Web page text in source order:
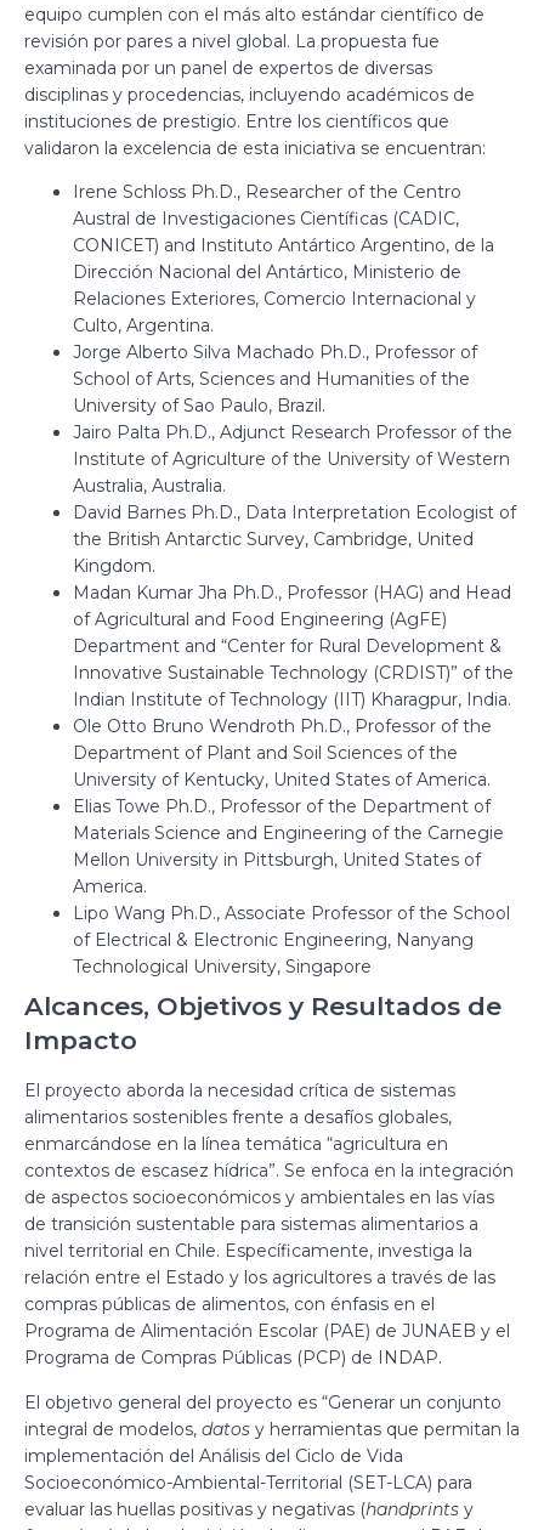
equipo cumplen con el más alto estándar científico de
revisión por pares a nivel global. La propuesta fue
examinada por un panel de expertos de diversas
disciplinas y procedencias, incluyendo académicos de
instituciones de prestigio. Entre los científicos que
validaron la excelencia de esta iniciativa se encuentran:
Irene Schloss Ph.D., Researcher of the Centro
Austral de Investigaciones Científicas (CADIC,
CONICET) and Instituto Antártico Argentino, de la
Dirección Nacional del Antártico, Ministerio de
Relaciones Exteriores, Comercio Internacional y
Culto, Argentina.
Jorge Alberto Silva Machado Ph.D., Professor of
School of Arts, Sciences and Humanities of the
University of Sao Paulo, Brazil.
Jairo Palta Ph.D., Adjunct Research Professor of the
Institute of Agriculture of the University of Western
Australia, Australia.
David Barnes Ph.D., Data Interpretation Ecologist of
the British Antarctic Survey, Cambridge, United
Kingdom.
Madan Kumar Jha Ph.D., Professor (HAG) and Head
of Agricultural and Food Engineering (AgFE)
Department and “Center for Rural Development &
Innovative Sustainable Technology (CRDIST)” of the
Indian Institute of Technology (IIT) Kharagpur, India.
Ole Otto Bruno Wendroth Ph.D., Professor of the
Department of Plant and Soil Sciences of the
University of Kentucky, United States of America.
Elias Towe Ph.D., Professor of the Department of
Materials Science and Engineering of the Carnegie
Mellon University in Pittsburgh, United States of
America.
Lipo Wang Ph.D., Associate Professor of the School
of Electrical & Electronic Engineering, Nanyang
Technological University, Singapore
Alcances, Objetivos y Resultados de
Impacto
El proyecto aborda la necesidad crítica de sistemas
alimentarios sostenibles frente a desafíos globales,
enmarcándose en la línea temática “agricultura en
contextos de escasez hídrica”. Se enfoca en la integración
de aspectos socioeconómicos y ambientales en las vías
de transición sustentable para sistemas alimentarios a
nivel territorial en Chile. Específicamente, investiga la
relación entre el Estado y los agricultores a través de las
compras públicas de alimentos, con énfasis en el
Programa de Alimentación Escolar (PAE) de JUNAEB y el
Programa de Compras Públicas (PCP) de INDAP.
El objetivo general del proyecto es “Generar un conjunto
integral de modelos, datos y herramientas que permitan la
implementación del Análisis del Ciclo de Vida
Socioeconómico-Ambiental-Territorial (SET-LCA) para
evaluar las huellas positivas y negativas (handprints y